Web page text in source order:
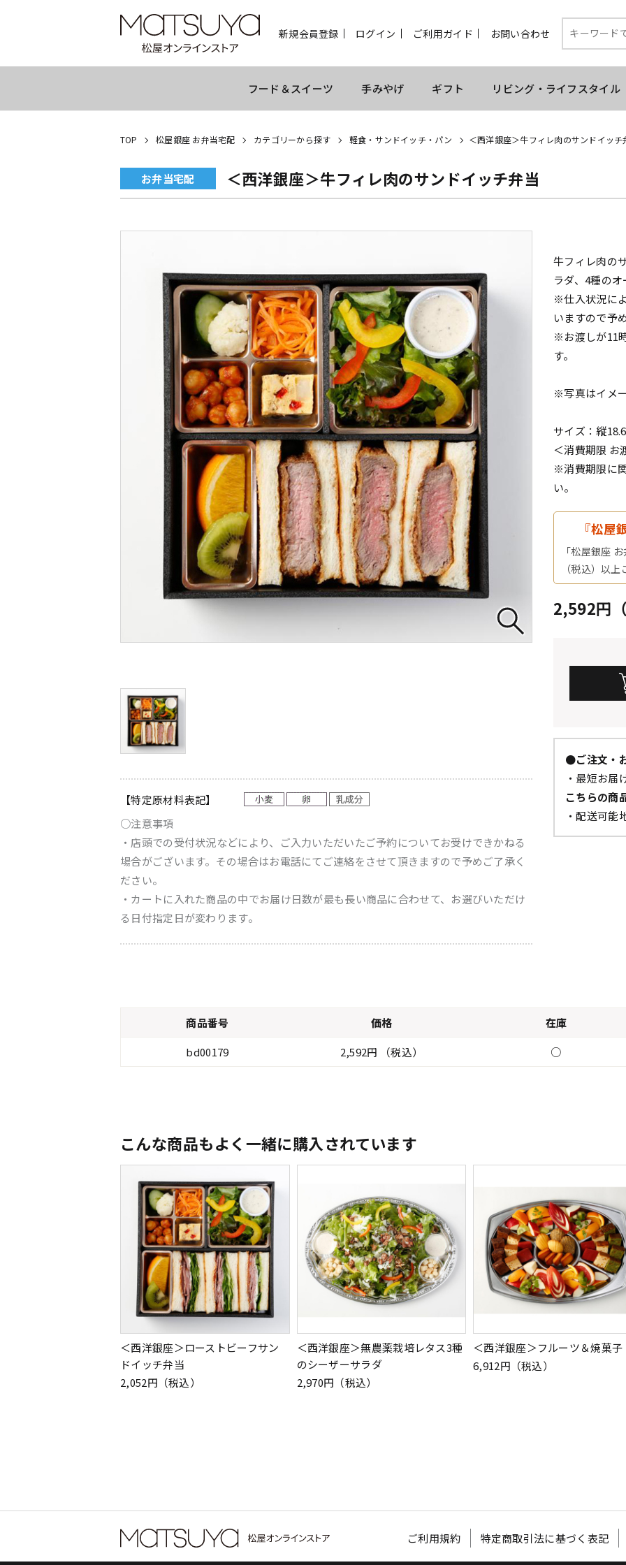
新規会員登録 ログイン ご利用ガイド お問い合わせ
フード＆スイーツ 手みやげ ギフト リビング・ライフスタイル
TOP 松屋銀座 お弁当宅配 カテゴリーから探す 軽食・サンドイッチ・パン ＜西洋銀座＞牛フィレ肉のサンドイッチ
お弁当宅配 ＜西洋銀座＞牛フィレ肉のサンドイッチ弁当
【特定原材料表記】
○注意事項
・店頭での受付状況などにより、ご入力いただいたご予約についてお受けできかねる
場合がございます。その場合はお電話にてご連絡をさせて頂きますので予めご了承く
ださい。
・カートに入れた商品の中でお届け日数が最も長い商品に合わせて、お選びいただけ
る日付指定日が変わります。
牛フィレ肉の
ラダ、4種の
※仕入状況に
いますので予
※お渡しが11
す。
※写真はイメ
サイズ：縦
＜消費期限 お
※消費期限に
い。
『松屋
「松屋銀座
（税込）以
2,592円
●ご注文・
・最短お届
こちらの商
・配送可能
商品番号 価格
在庫
bd00179
2,592円 （税込） ○
こんな商品もよく一緒に購入されています
＜西洋銀座＞ローストビーフサン
ドイッチ弁当
2,052円（税込）
＜西洋銀座＞無農薬栽培レタス3種
のシーザーサラダ
2,970円（税込）
＜西洋銀座＞フルーツ＆焼菓子
6,912円（税込）
ご利用規約 特定商取引法に基づく表記